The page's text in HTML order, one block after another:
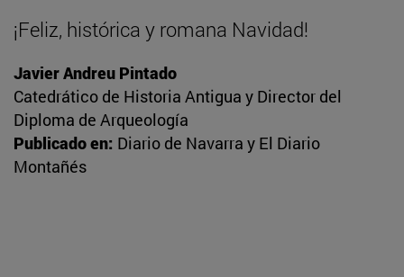
¡Feliz, histórica y romana Navidad!
Javier Andreu Pintado
Catedrático de Historia Antigua y Director del
Diploma de Arqueología
Publicado en: Diario de Navarra y El Diario
Montañés